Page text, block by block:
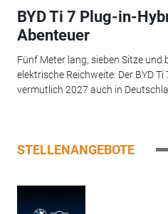
BYD Ti 7 Plug-in-
Abenteuer
Fünf Meter lang, sieben Sitze und
elektrische Reichweite: Der BYD
vermutlich 2027 auch in
STELLENANGEBOTE